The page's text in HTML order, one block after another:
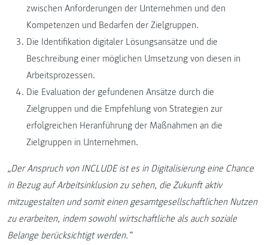
zwischen Anforderungen der Unternehmen und den
Kompetenzen und Bedarfen der Zielgruppen.
Die Identifikation digitaler Lösungsansätze und die
Beschreibung einer möglichen Umsetzung von diesen in
Arbeitsprozessen.
Die Evaluation der gefundenen Ansätze durch die
Zielgruppen und die Empfehlung von Strategien zur
erfolgreichen Heranführung der Maßnahmen an die
Zielgruppen in Unternehmen.
„Der Anspruch von INCLUDE ist es in Digitalisierung eine Chance
in Bezug auf Arbeitsinklusion zu sehen, die Zukunft aktiv
mitzugestalten und somit einen gesamtgesellschaftlichen Nutzen
zu erarbeiten, indem sowohl wirtschaftliche als auch soziale
Belange berücksichtigt werden.“